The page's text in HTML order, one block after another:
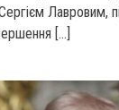
Лавровим,
[…]